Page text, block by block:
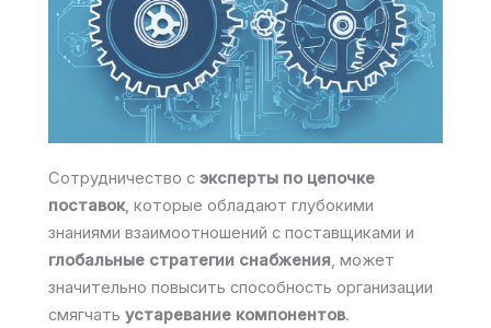
Сотрудничество с эксперты по цепочке
поставок, которые обладают глубокими
знаниями взаимоотношений с поставщиками и
глобальные стратегии снабжения, может
значительно повысить способность организации
смягчать устаревание компонентов.